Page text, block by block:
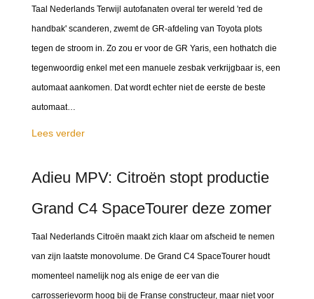
Taal Nederlands Terwijl autofanaten overal ter wereld 'red de
handbak' scanderen, zwemt de GR-afdeling van Toyota plots
tegen de stroom in. Zo zou er voor de GR Yaris, een hothatch die
tegenwoordig enkel met een manuele zesbak verkrijgbaar is, een
automaat aankomen. Dat wordt echter niet de eerste de beste
automaat…
Lees verder
Adieu MPV: Citroën stopt productie
Grand C4 SpaceTourer deze zomer
Taal Nederlands Citroën maakt zich klaar om afscheid te nemen
van zijn laatste monovolume. De Grand C4 SpaceTourer houdt
momenteel namelijk nog als enige de eer van die
carrosserievorm hoog bij de Franse constructeur, maar niet voor